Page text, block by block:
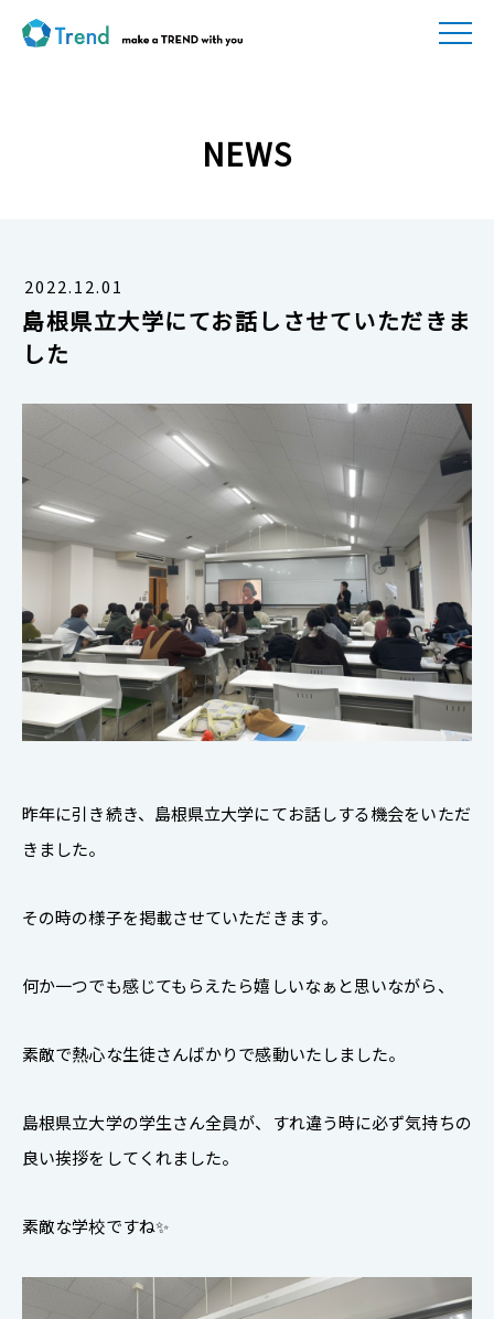
NEWS
2022.12.01
島根県立大学にてお話しさせていただきま
した
昨年に引き続き、島根県立大学にてお話しする機会をいただ
きました。
その時の様子を掲載させていただきます。
何か一つでも感じてもらえたら嬉しいなぁと思いながら、
素敵で熱心な生徒さんばかりで感動いたしました。
島根県立大学の学生さん全員が、すれ違う時に必ず気持ちの
良い挨拶をしてくれました。
素敵な学校ですね✨